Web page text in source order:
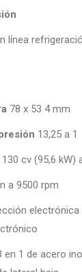
línea
78 x 53 4 mm
13,25 a 1
130 cv (95,6 kW)
a 9500 rpm
en 1 de acero